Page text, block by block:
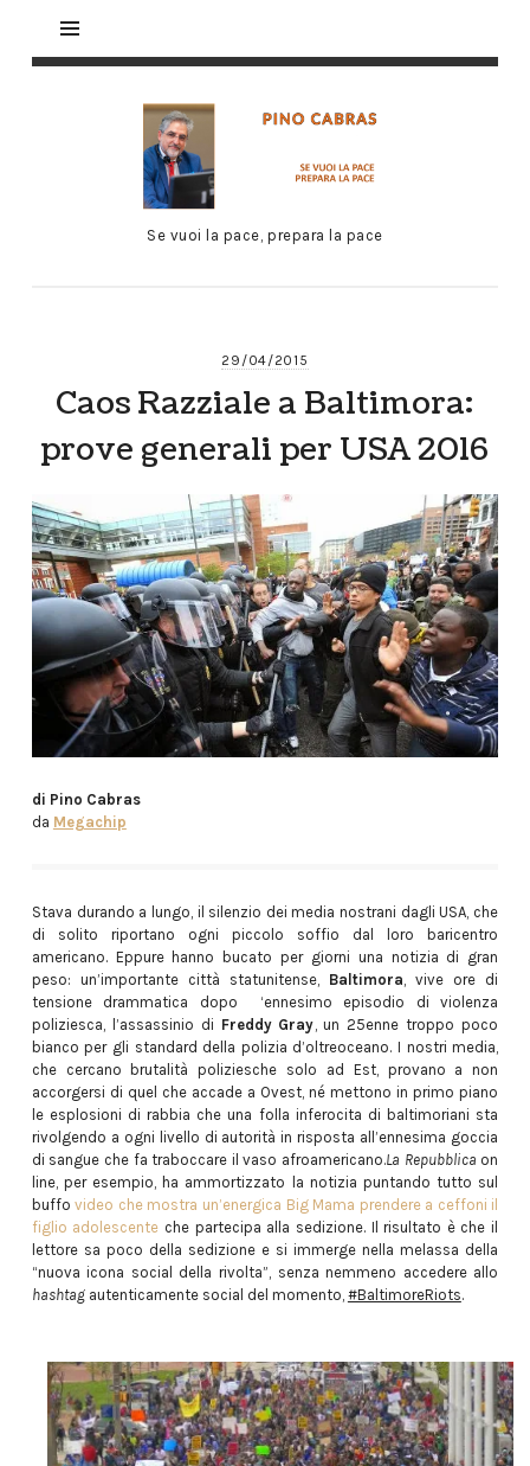
Se vuoi la pace, prepara la pace
29/04/2015
Caos Razziale a Baltimora:
prove generali per USA 2016
di Pino Cabras
da Megachip
Stava durando a lungo, il silenzio dei media nostrani dagli USA, che
di solito riportano ogni piccolo soffio dal loro baricentro
americano. Eppure hanno bucato per giorni una notizia di gran
peso: un’importante città statunitense, Baltimora , vive ore di
tensione drammatica dopo ‘ennesimo episodio di violenza
poliziesca, l’assassinio di Freddy Gray , un 25enne troppo poco
bianco per gli standard della polizia d’oltreoceano. I nostri media,
che cercano brutalità poliziesche solo ad Est, provano a non
accorgersi di quel che accade a Ovest, né mettono in primo piano
le esplosioni di rabbia che una folla inferocita di baltimoriani sta
rivolgendo a ogni livello di autorità in risposta all’ennesima goccia
di sangue che fa traboccare il vaso afroamericano.La Repubblica on
line, per esempio, ha ammortizzato la notizia puntando tutto sul
buffovideo che mostra un’energica Big Mama prendere a ceffoni il
figlio adolescente che partecipa alla sedizione. Il risultato è che il
lettore sa poco della sedizione e si immerge nella melassa della
“nuova icona social della rivolta”, senza nemmeno accedere allo
hashtagautenticamente social del momento, #BaltimoreRiots.